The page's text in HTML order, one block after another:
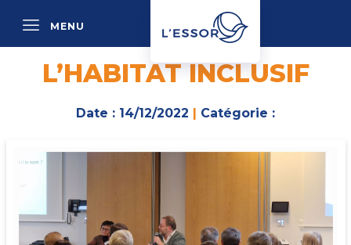
MENU
L’HABITAT INCLUSIF
Date : 14/12/2022 | Catégorie :